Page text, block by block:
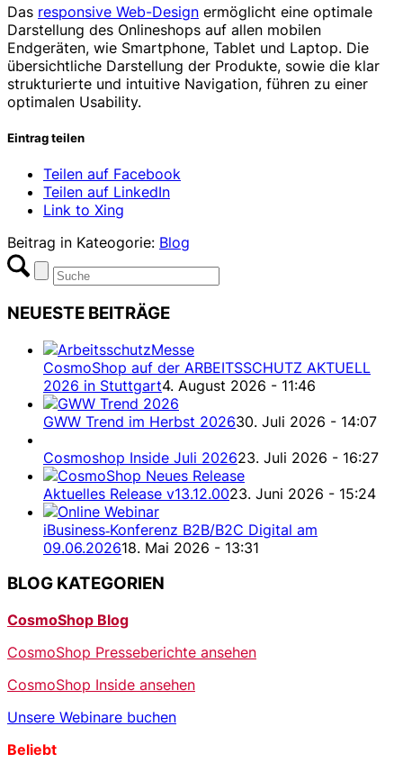
Das responsive Web-Design ermöglicht eine optimale
Darstellung des Onlineshops auf allen mobilen
Endgeräten, wie Smartphone, Tablet und Laptop. Die
übersichtliche Darstellung der Produkte, sowie die klar
strukturierte und intuitive Navigation, führen zu einer
optimalen Usability.
Eintrag teilen
Teilen auf Facebook
Teilen auf LinkedIn
Link to Xing
Beitrag in Kateogorie: Blog
NEUESTE BEITRÄGE
CosmoShop auf der ARBEITSSCHUTZ AKTUELL
2026 in Stuttgart4. August 2026 - 11:46
GWW Trend im Herbst 202630. Juli 2026 - 14:07
Cosmoshop Inside Juli 202623. Juli 2026 - 16:27
Aktuelles Release v13.12.0023. Juni 2026 - 15:24
iBusiness‑Konferenz B2B/B2C Digital am
09.06.202618. Mai 2026 - 13:31
BLOG KATEGORIEN
CosmoShop Blog
CosmoShop Presseberichte ansehen
CosmoShop Inside ansehen
Unsere Webinare buchen
Beliebt